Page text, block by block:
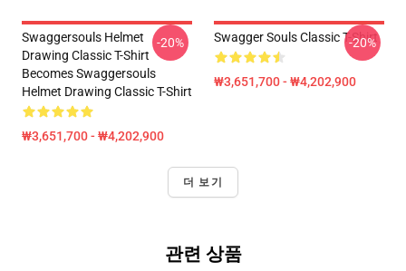
Swaggersouls Helmet
Drawing Classic T-Shirt
Becomes Swaggersouls
Helmet Drawing Classic T-Shirt
₩3,651,700 - ₩4,202,900
-20% Swagger Souls Classic T-Shirt
₩3,651,700 - ₩4,202,900
-20%
더 보기
관련 상품